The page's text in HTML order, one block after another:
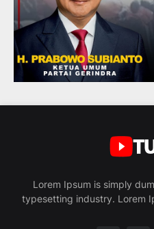
Lorem Ipsum is simply
typesetting industry. Lorem